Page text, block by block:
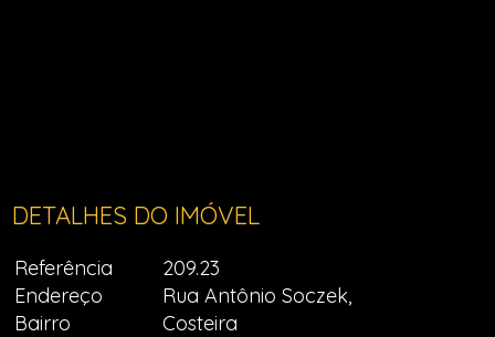
DETALHES DO IMÓVEL
Referência
209.23
Endereço
Rua Antônio Soczek,
Bairro
Costeira